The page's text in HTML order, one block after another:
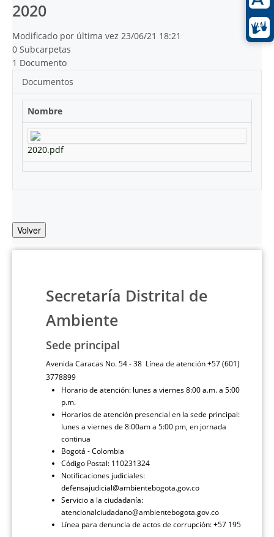
2020
Modificado por última vez 23/06/21 18:21
0 Subcarpetas
1 Documento
Documentos
Nombre
2020.pdf
Volver
Secretaría Distrital de
Ambiente
Sede principal
Avenida Caracas No. 54 - 38 Línea de atención +57 (601)
3778899
Horario de atención: lunes a viernes 8:00 a.m. a 5:00
p.m.
Horarios de atención presencial en la sede principal:
lunes a viernes de 8:00am a 5:00 pm, en jornada
continua
Bogotá - Colombia
Código Postal: 110231324
Notificaciones judiciales:
defensajudicial@ambientebogota.gov.co
Servicio a la ciudadanía:
atencionalciudadano@ambientebogota.gov.co
Línea para denuncia de actos de corrupción: +57 195